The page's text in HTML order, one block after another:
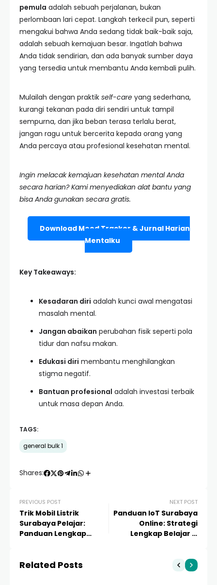
pemula adalah sebuah perjalanan, bukan
perlombaan lari cepat. Langkah terkecil pun, seperti
mengakui bahwa Anda sedang tidak baik-baik saja,
adalah sebuah kemajuan besar. Ingatlah bahwa
Anda tidak sendirian, dan ada banyak sumber daya
yang tersedia untuk membantu Anda kembali pulih.
Mulailah dengan praktik self-care yang sederhana,
kurangi tekanan pada diri sendiri untuk tampil
sempurna, dan jika beban terasa terlalu berat,
jangan ragu untuk bercerita kepada orang yang
Anda percaya atau profesional kesehatan mental.
Ingin melacak kemajuan kesehatan mental Anda
secara harian? Kami menyediakan alat bantu yang
bisa Anda gunakan secara gratis.
Download Mood Tracker & Jurnal Harian
Mentalku
Key Takeaways:
Kesadaran diri adalah kunci awal mengatasi
masalah mental.
Jangan abaikan perubahan fisik seperti pola
tidur dan nafsu makan.
Edukasi diri membantu menghilangkan
stigma negatif.
Bantuan profesional adalah investasi terbaik
untuk masa depan Anda.
TAGS:
general bulk 1
Shares:
PREVIOUS POST
Trik Mobil Listrik
Surabaya Pelajar:
Panduan Lengkap
NEXT POST
Panduan IoT Surabaya
Online: Strategi
Lengkap Belajar &
Related Posts